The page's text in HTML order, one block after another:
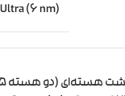
Ultra (6 nm)